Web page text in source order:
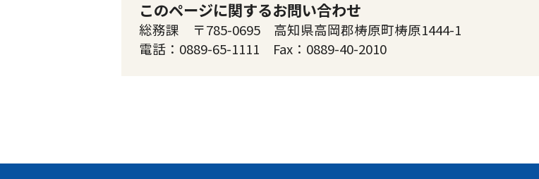
このページに関するお問い合わせ
総務課 〒785-0695 高知県高岡郡梼原町梼原1444-1
電話：0889-65-1111 Fax：0889-40-2010